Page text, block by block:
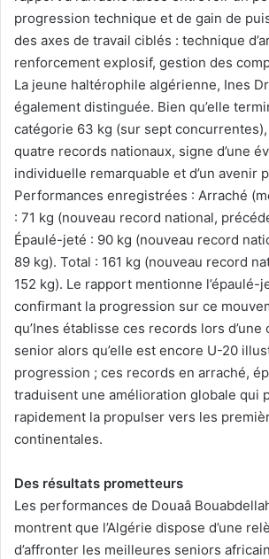
progression technique et de gain de
des axes de travail ciblés : technique
renforcement explosif, gestion des
La jeune haltérophile algérienne, Ines
également distinguée. Bien qu’elle
catégorie 63 kg (sur sept
quatre records nationaux, signe d’une
individuelle remarquable et d’un avenir
Performances enregistrées : Arraché
: 71 kg (nouveau record national,
Épaulé-jeté : 90 kg (nouveau record
89 kg). Total : 161 kg (nouveau record
152 kg). Le rapport mentionne l’épaulé-
confirmant la progression sur ce
qu’Ines établisse ces records lors d’une
senior alors qu’elle est encore U-20
progression ; ces records en arraché,
traduisent une amélioration globale qui
rapidement la propulser vers les
continentales.
Des résultats prometteurs
Les performances de Douaâ
montrent que l’Algérie dispose d’une
d’affronter les meilleures seniors